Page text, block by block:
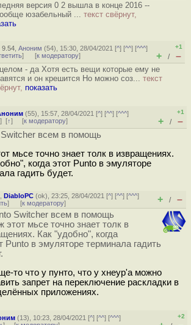
версия 0 2 вышла в конце 2016 --
юзабельный ... текст свёрнут,
9.54 ,Аноним (54), 15:30, 28/04/2021 [^] [^^] [^^^]
] [к модератору]
+1
+ / –
- да Хотя есть вещи которые ему не
и он крешится Но можно соз... текст
показать
(55), 15:57, 28/04/2021 [^] [^^] [^^^]
] [↑] [к модератору]
+1
+ / –
всем в помощь
мьсе точно знает толк в извращениях.
когда этот Punto в эмуляторе
гадить будет.
,DiabloPC (ok), 23:25, 28/04/2021 [^] [^^] [^^^]
] [к модератору] + / –
Switcher всем в помощь
этот мьсе точно знает толк в
Как "удобно", когда
Punto в эмуляторе терминала гадить
то что у пунто, что у хнеур'а можно
запрет на переключение раскладки в
приложениях.
(13), 10:23, 28/04/2021 [^] [^^] [^^^]
+2